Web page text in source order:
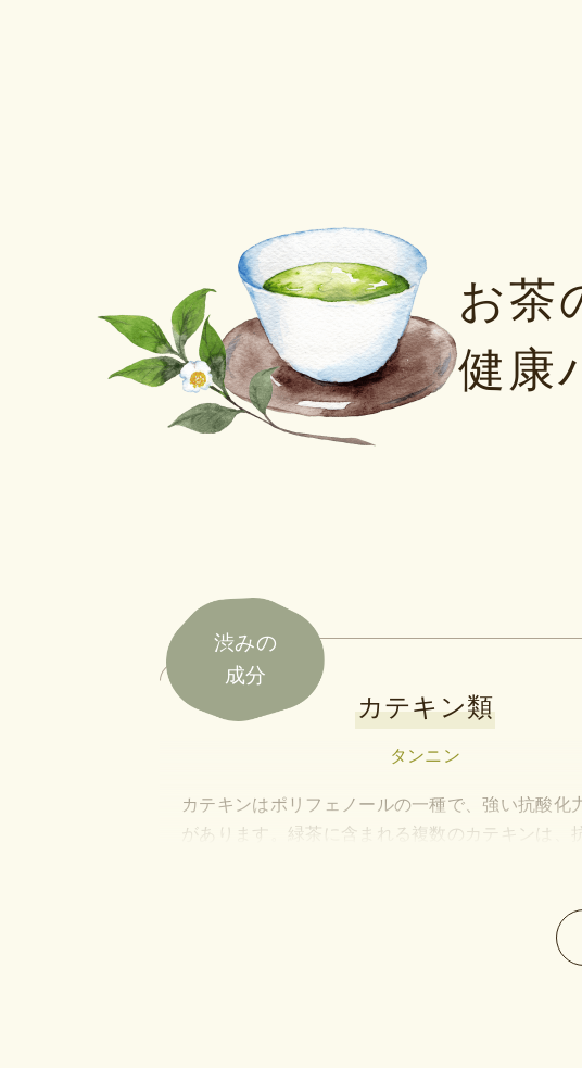
お茶
健康
渋みの
成分
カテキン類
タンニン
カテキンはポリフェノールの一種で、強い抗酸化
があります。緑茶に含まれる複数のカテキンは、